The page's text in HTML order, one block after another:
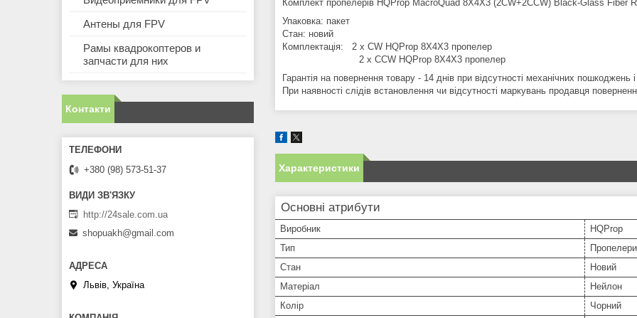
Комплект пропелерів HQProp MacroQuad 8X4X3 (2CW+2CCW) Black-Glass Fiber
Упаковка: пакет
Стан: новий
Комплектація: 2 x CW HQProp 8X4X3 пропелер
2 x CCW HQProp 8X4X3 пропелер
Гарантія на повернення товару - 14 днів при відсутності механічних пошкоджень
При наявності слідів встановлення чи відсутності маркувань продавця
Характеристики
Основні атрибути
Виробник
HQProp
Тип
Стан
Новий
Матеріал
Нейлон
Колір
Чорний
Антены для FPV
Рамы квадрокоптеров и
запчасти для них
Контакти
+380 (98) 573-51-37
http://24sale.com.ua
shopuakh@gmail.com
Львів, Україна